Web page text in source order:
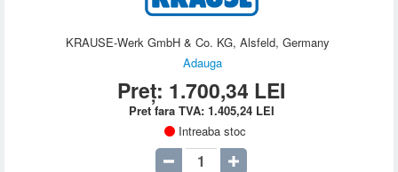
KRAUSE-Werk GmbH & Co. KG, Alsfeld, Germany
Adauga
Preț: 1.700,34 LEI
Pret fara TVA: 1.405,24 LEI
Intreaba stoc